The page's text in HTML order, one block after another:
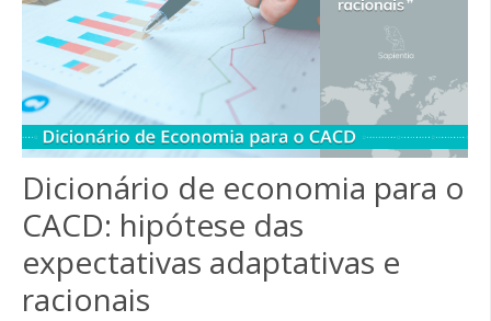
Dicionário de economia para o
CACD: hipótese das
expectativas adaptativas e
racionais